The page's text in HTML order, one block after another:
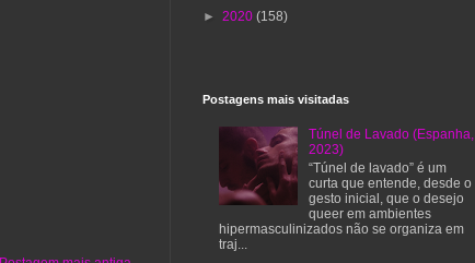
► 2020 (158)
Postagens mais visitadas
Túnel de Lavado (Espanha,
2023)
“Túnel de lavado” é um
curta que entende, desde o
gesto inicial, que o desejo
queer em ambientes
hipermasculinizados não se organiza em
traj...